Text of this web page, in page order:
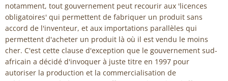
notamment, tout gouvernement peut recourir aux 'licences
obligatoires' qui permettent de fabriquer un produit sans
accord de l'inventeur, et aux importations parallèles qui
permettent d'acheter un produit là où il est vendu le moins
cher. C'est cette clause d'exception que le gouvernement sud-
africain a décidé d'invoquer à juste titre en 1997 pour
autoriser la production et la commercialisation de